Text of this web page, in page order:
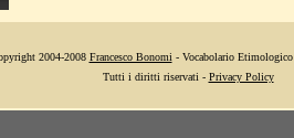
2004-2008 Francesco Bonomi - Vocabolario
Tutti i diritti riservati - Privacy Policy